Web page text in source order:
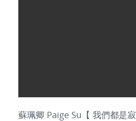
蘇珮卿 Paige Su【 我們都是